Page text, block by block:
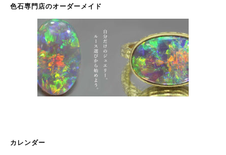
色石専門店のオーダーメイド
カレンダー